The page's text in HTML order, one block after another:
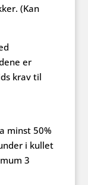
(Kan
er
krav til
minst 50%
i kullet
3